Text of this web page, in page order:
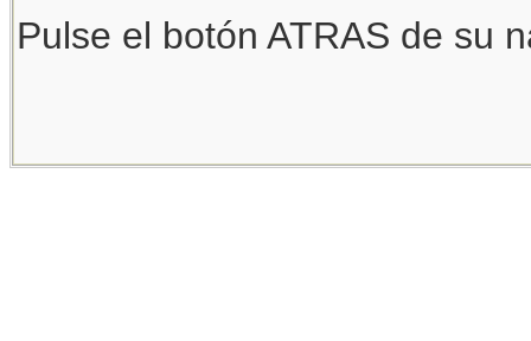
Pulse el botón ATRAS de su